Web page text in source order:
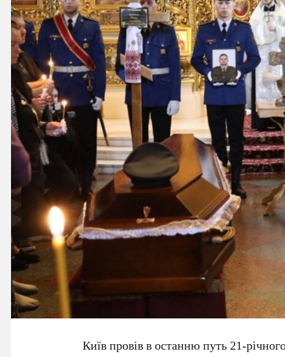
Київ провів в останню путь21-